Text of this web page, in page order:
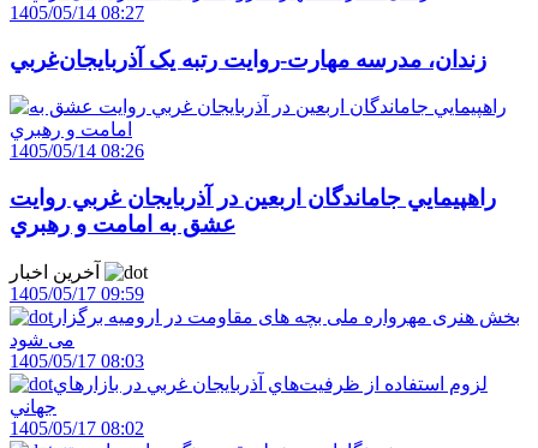
1405/05/14 08:27
زندان، مدرسه مهارت-روايت رتبه يک آذربايجان‌غربي
1405/05/14 08:26
راهپيمايي جاماندگان اربعين در آذربايجان غربي روايت
عشق به امامت و رهبري
1405/05/17 09:59
بخش هنری مهرواره ملی بچه های مقاومت در ارومیه برگزار
می شود
1405/05/17 08:03
لزوم استفاده از ظرفيت‌هاي آذربايجان غربي در بازارهاي
جهاني
1405/05/17 08:02